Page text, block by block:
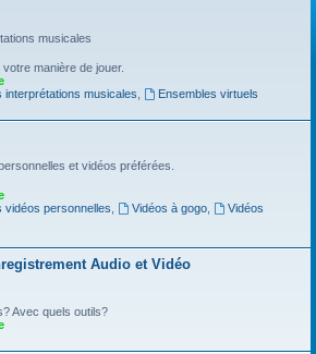
musicales
manière de jouer.
interprétations musicales
Ensembles virtuels
et vidéos préférées.
vidéos personnelles Vidéos à gogo,
Vidéos
Audio et Vidéo
Avec quels outils?